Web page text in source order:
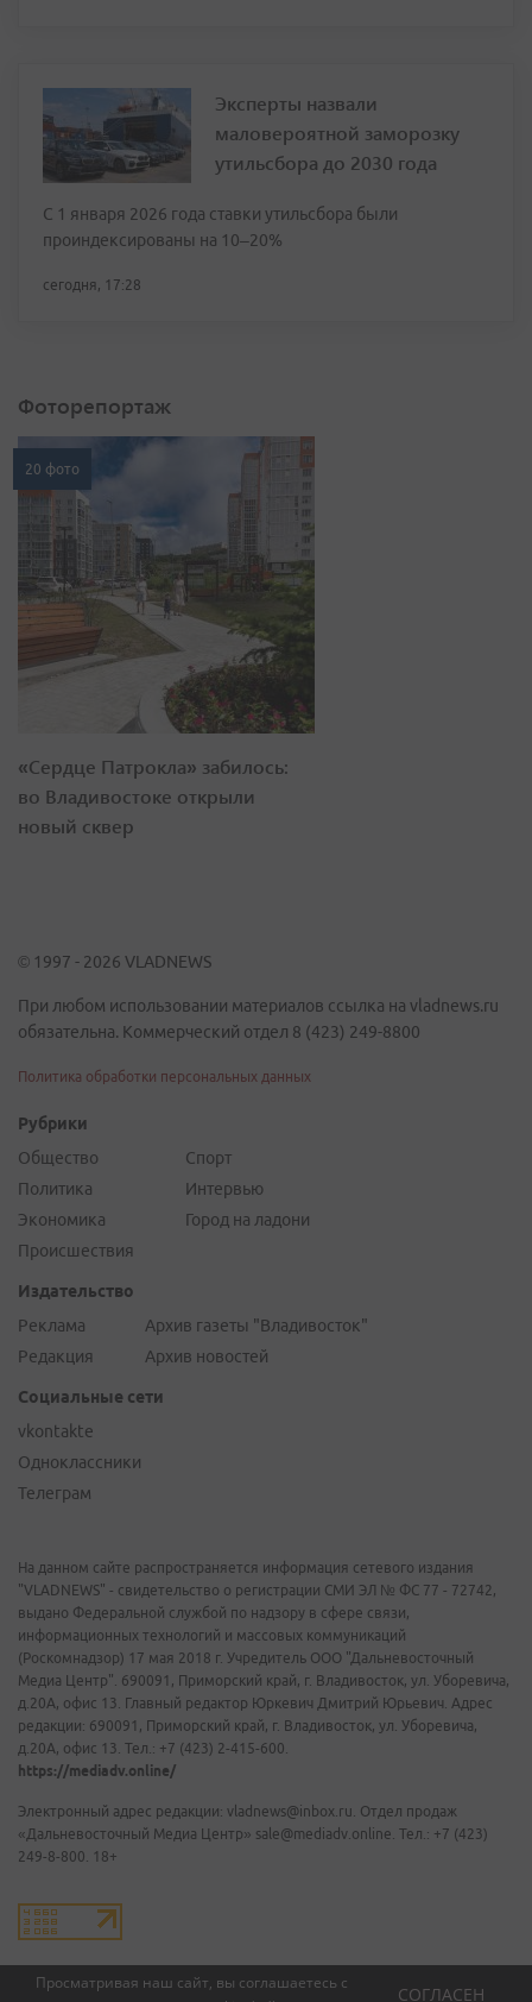
Просматривая наш сайт, вы соглашаетесь с
СОГЛАСЕН
Эксперты назвали
маловероятной заморозку
утильсбора до 2030 года
С 1 января 2026 года ставки утильсбора были
проиндексированы на 10–20%
сегодня, 17:28
Фоторепортаж
20 фото
«Сердце Патрокла» забилось:
во Владивостоке открыли
новый сквер
© 1997 - 2026 VLADNEWS
При любом использовании материалов ссылка на vladnews.ru
обязательна. Коммерческий отдел 8 (423) 249-8800
Политика обработки персональных данных
Рубрики
Общество
Политика
Экономика
Происшествия
Спорт
Интервью
Город на ладони
Издательство
Реклама
Редакция
Архив газеты "Владивосток"
Архив новостей
Социальные сети
vkontakte
Одноклассники
Телеграм
На данном сайте распространяется информация сетевого издания
"VLADNEWS" - свидетельство о регистрации СМИ ЭЛ № ФС 77 - 72742,
выдано Федеральной службой по надзору в сфере связи,
информационных технологий и массовых коммуникаций
(Роскомнадзор) 17 мая 2018 г. Учредитель ООО "Дальневосточный
Медиа Центр". 690091, Приморский край, г. Владивосток, ул. Уборевича,
д.20А, офис 13. Главный редактор Юркевич Дмитрий Юрьевич. Адрес
редакции: 690091, Приморский край, г. Владивосток, ул. Уборевича,
д.20А, офис 13. Тел.: +7 (423) 2-415-600.
https://mediadv.online/
Электронный адрес редакции: vladnews@inbox.ru. Отдел продаж
«Дальневосточный Медиа Центр» sale@mediadv.online. Тел.: +7 (423)
249-8-800. 18+